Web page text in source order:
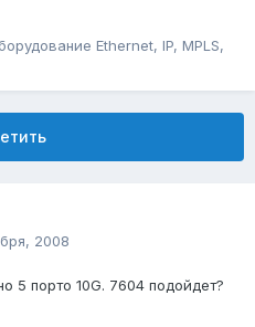
Ethernet, IP, MPLS,
2008
5 порто 10G. 7604 подойдет?